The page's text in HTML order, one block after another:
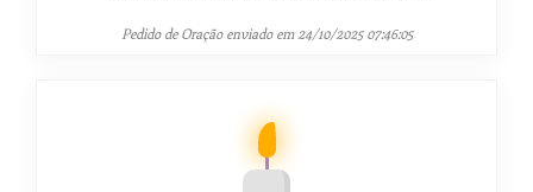
Pedido de Oração enviado em 24/10/2025 07:46:05